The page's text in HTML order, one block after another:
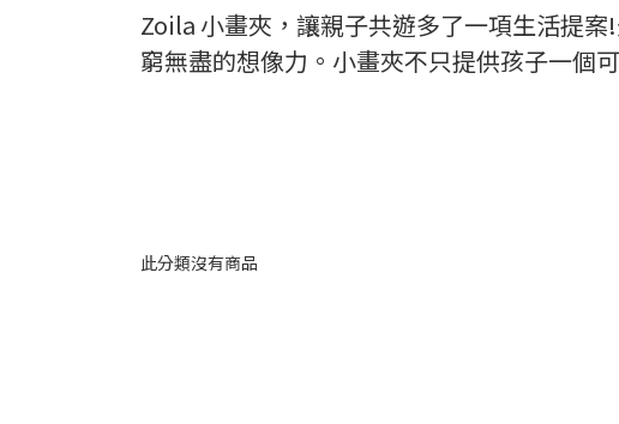
Zoila 小畫夾，讓親子共遊多了一項生活提
窮無盡的想像力。小畫夾不只提供孩子一個
此分類沒有商品